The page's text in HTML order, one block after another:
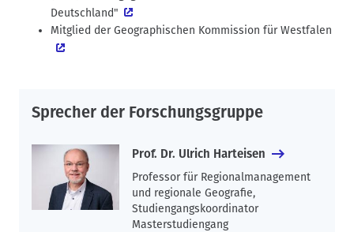
Deutschland"
Mitglied derGeographischen Kommission für Westfalen
Sprecher der Forschungsgruppe
Prof. Dr. Ulrich Harteisen
Professor für Regionalmanagement
und regionale Geografie,
Studiengangskoordinator
Masterstudiengang